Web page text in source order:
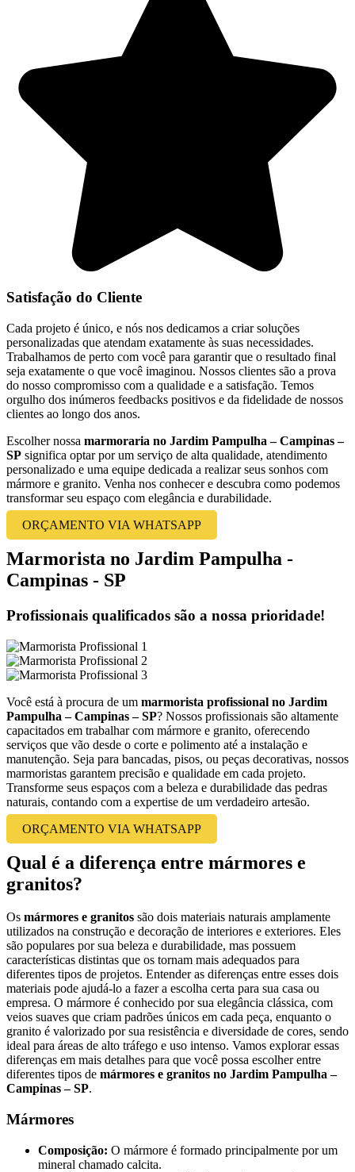
Satisfação do Cliente
Cada projeto é único, e nós nos dedicamos a criar soluções
personalizadas que atendam exatamente às suas necessidades.
Trabalhamos de perto com você para garantir que o resultado final
seja exatamente o que você imaginou. Nossos clientes são a prova
do nosso compromisso com a qualidade e a satisfação. Temos
orgulho dos inúmeros feedbacks positivos e da fidelidade de nossos
clientes ao longo dos anos.
Escolher nossa marmoraria no Jardim Pampulha – Campinas –
SP significa optar por um serviço de alta qualidade, atendimento
personalizado e uma equipe dedicada a realizar seus sonhos com
mármore e granito. Venha nos conhecer e descubra como podemos
transformar seu espaço com elegância e durabilidade.
ORÇAMENTO VIA WHATSAPP
Marmorista no Jardim Pampulha -
Campinas - SP
Profissionais qualificados são a nossa prioridade!
Você está à procura de um marmorista profissional no Jardim
Pampulha – Campinas – SP? Nossos profissionais são altamente
capacitados em trabalhar com mármore e granito, oferecendo
serviços que vão desde o corte e polimento até a instalação e
manutenção. Seja para bancadas, pisos, ou peças decorativas, nossos
marmoristas garantem precisão e qualidade em cada projeto.
Transforme seus espaços com a beleza e durabilidade das pedras
naturais, contando com a expertise de um verdadeiro artesão.
ORÇAMENTO VIA WHATSAPP
Qual é a diferença entre mármores e
granitos?
Os mármores e granitos são dois materiais naturais amplamente
utilizados na construção e decoração de interiores e exteriores. Eles
são populares por sua beleza e durabilidade, mas possuem
características distintas que os tornam mais adequados para
diferentes tipos de projetos. Entender as diferenças entre esses dois
materiais pode ajudá-lo a fazer a escolha certa para sua casa ou
empresa. O mármore é conhecido por sua elegância clássica, com
veios suaves que criam padrões únicos em cada peça, enquanto o
granito é valorizado por sua resistência e diversidade de cores, sendo
ideal para áreas de alto tráfego e uso intenso. Vamos explorar essas
diferenças em mais detalhes para que você possa escolher entre
diferentes tipos de mármores e granitos no Jardim Pampulha –
Campinas – SP.
Mármores
Composição: O mármore é formado principalmente por um
mineral chamado calcita.